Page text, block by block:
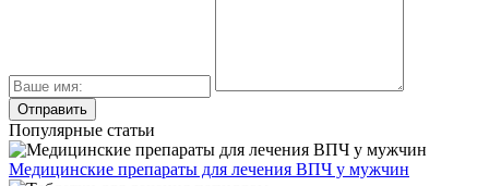
Популярные статьи
Медицинские препараты для лечения ВПЧ у мужчин